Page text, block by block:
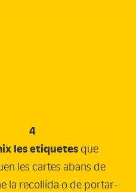
4
les etiquetesque
les cartes abans de
la recollida o de portar-